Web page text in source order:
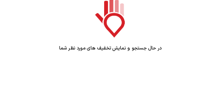
در حال جستجو و نمایش تخفیف های مورد نظر شما
در حال جستجو و نمایش تخفیف های مورد نظر شما